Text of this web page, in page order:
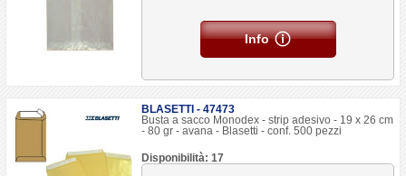
Info
BLASETTI - 47473
Busta a sacco Monodex - strip adesivo - 19 x 26 cm
- 80 gr - avana - Blasetti - conf. 500 pezzi
Disponibilità: 17